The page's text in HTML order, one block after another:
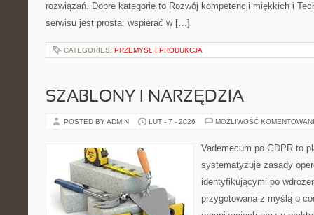
rozwiązań. Dobre kategorie to Rozwój kompetencji miękkich i
serwisu jest prosta: wspierać w […]
CATEGORIES: PRZEMYSŁ I PRODUKCJA
SZABLONY I NARZĘDZIA
POSTED BY ADMIN LUT - 7 - 2026 MOŻLIWOŚĆ
Vademecum po GDPR to
systematyzuje zasady
identyfikującymi po
przygotowana z myślą o